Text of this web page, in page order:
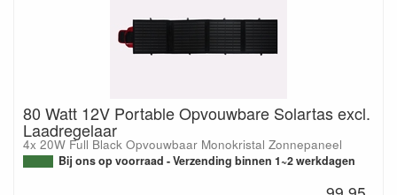
80 Watt 12V Portable Opvouwbare Solartas excl.
Laadregelaar
4x 20W Full Black Opvouwbaar Monokristal Zonnepaneel
Bij ons op voorraad - Verzending binnen 1~2 werkdagen